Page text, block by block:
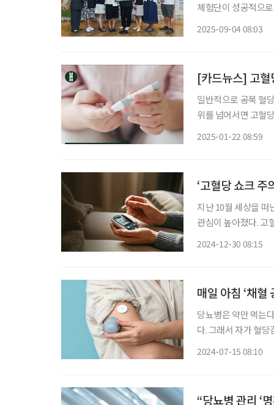
체험단이 성공적으
2025-09-04 08:03
[카드뉴스] 고혈
일반적으로 공복 혈
위를 넘어서면 고혈
2025-01-22 08:59
‘고혈당 쇼크 주
지난 10월 세상을 떠
관심이 높아졌다. 고
2024-12-30 08:15
매일 아침 ‘채
당뇨병은 약만 먹는
다. 그래서 자가 혈
2024-07-15 08:10
“당뇨병 관리 ‘